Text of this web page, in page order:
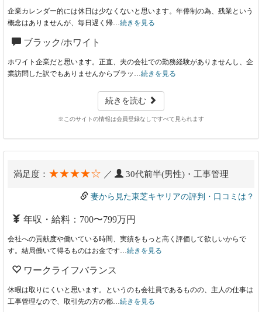
企業カレンダー的には休日は少なくないと思います。年俸制の為、残業という
概念はありませんが、毎日遅く帰… 続きを見る
ブラック/ホワイト
ホワイト企業だと思います。正直、夫の会社での勤務経験がありませんし、企
業訪問した訳でもありませんからブラッ… 続きを見る
続きを読む
※このサイトの情報は会員登録なしですべて見られます
満足度： ★★★★☆ ／ 30代前半(男性)・工事管理
妻から見た東芝キヤリアの評判・口コミは？
年収・給料：700〜799万円
会社への貢献度や働いている時間、実績をもっと高く評価して欲しいからで
す。結局働いて得るものはお金です… 続きを見る
ワークライフバランス
休暇は取りにくいと思います。というのも会社員であるものの、主人の仕事は
工事管理なので、取引先の方の都… 続きを見る